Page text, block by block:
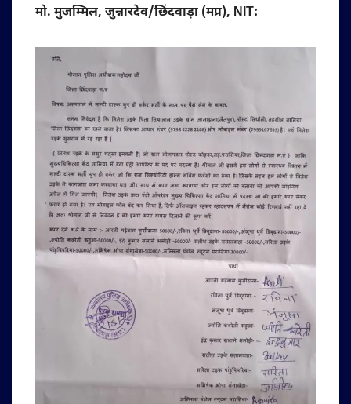
मो. मुजम्मिल, जुन्नारदेव/छिंदवाड़ा (मप्र), NIT: